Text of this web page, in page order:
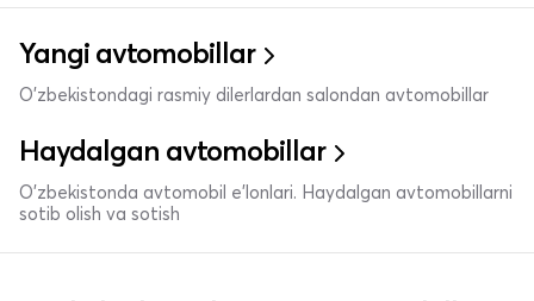
Yangi avtomobillar
O'zbekistondagi rasmiy dilerlardan salondan avtomobillar
Haydalgan avtomobillar
O'zbekistonda avtomobil e’lonlari. Haydalgan avtomobillarni
sotib olish va sotish